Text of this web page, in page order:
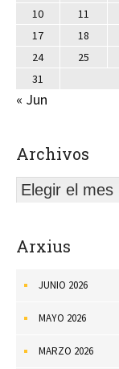
10
11
17
18
24
25
31
« Jun
Archivos
Elegir el mes
Arxius
JUNIO 2026
MAYO 2026
MARZO 2026